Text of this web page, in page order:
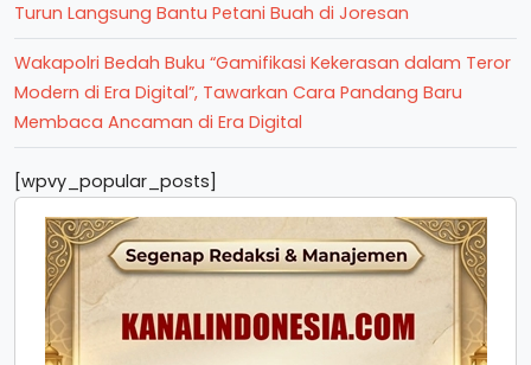
Turun Langsung Bantu Petani Buah di Joresan
Wakapolri Bedah Buku “Gamifikasi Kekerasan dalam Teror
Modern di Era Digital”, Tawarkan Cara Pandang Baru
Membaca Ancaman di Era Digital
[wpvy_popular_posts]